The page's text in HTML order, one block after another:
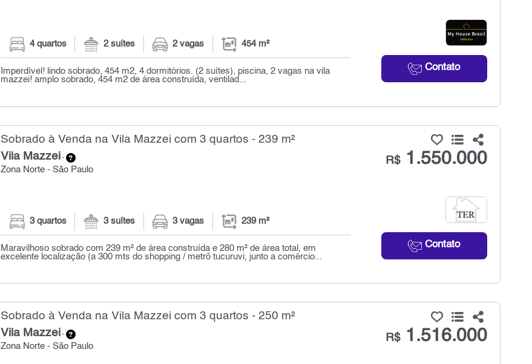
Contato
4 quartos 2 suítes 2 vagas 454 m²
Imperdível! lindo sobrado, 454 m2, 4 dormitórios. (2 suítes), piscina, 2 vagas na vila
mazzei! amplo sobrado, 454 m2 de área construída, ventilad...
Sobrado à Venda na Vila Mazzei com 3 quartos - 239 m²
Vila Mazzei-
Zona Norte - São Paulo
R$1.550.000
Contato
3 quartos 3 suítes 3 vagas 239 m²
Maravilhoso sobrado com 239 m² de área construída e 280 m² de área total, em
excelente localização (a 300 mts do shopping / metrô tucuruvi, junto a comércio...
Sobrado à Venda na Vila Mazzei com 3 quartos - 250 m²
Vila Mazzei-
Zona Norte - São Paulo
R$1.516.000